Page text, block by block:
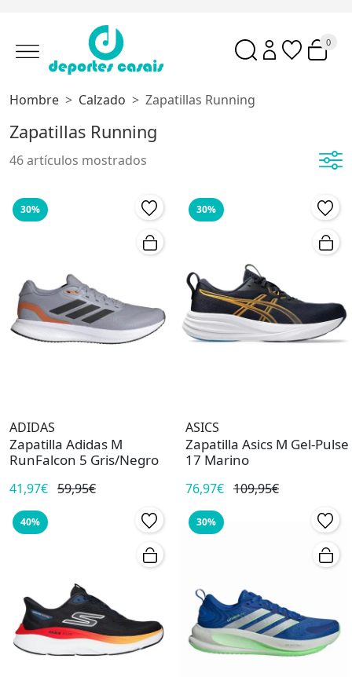
0
Hombre Calzado Zapatillas Running
Zapatillas Running
46 artículos mostrados
30%
ADIDAS
Zapatilla Adidas M
RunFalcon 5 Gris/Negro
41,97€ 59,95€
30%
ASICS
Zapatilla Asics M Gel-Pulse
17 Marino
76,97€ 109,95€
40% 30%